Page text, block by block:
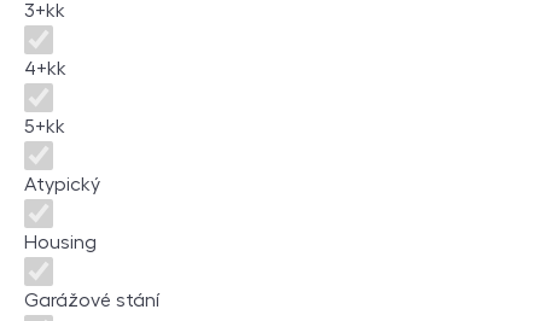
3+kk
4+kk
5+kk
Atypický
Housing
Garážové stání